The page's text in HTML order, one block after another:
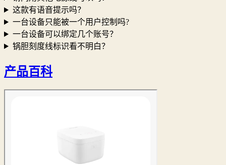
这款有语音提示吗？
一台设备只能被一个用户控制吗?
一台设备可以绑定几个账号？
锅胆刻度线标识看不明白？
产品百科